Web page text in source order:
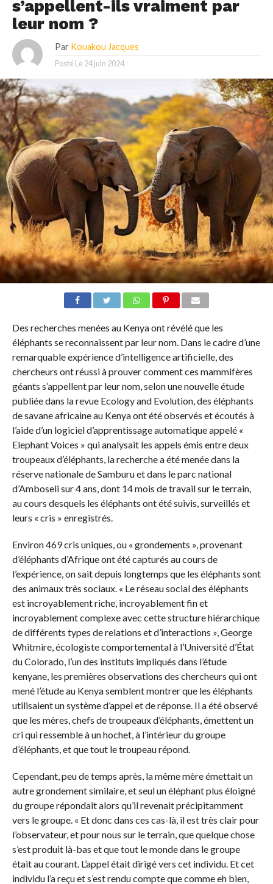
s’appellent-ils vraiment par
leur nom ?
Par Kouakou Jacques
Posté Le 24 juin 2024
Des recherches menées au Kenya ont révélé que les
éléphants se reconnaissent par leur nom. Dans le cadre d’une
remarquable expérience d’intelligence artificielle, des
chercheurs ont réussi à prouver comment ces mammifères
géants s’appellent par leur nom, selon une nouvelle étude
publiée dans la revue Ecology and Evolution, des éléphants
de savane africaine au Kenya ont été observés et écoutés à
l’aide d’un logiciel d’apprentissage automatique appelé «
Elephant Voices » qui analysait les appels émis entre deux
troupeaux d’éléphants, la recherche a été menée dans la
réserve nationale de Samburu et dans le parc national
d’Amboseli sur 4 ans, dont 14 mois de travail sur le terrain,
au cours desquels les éléphants ont été suivis, surveillés et
leurs « cris » enregistrés.
Environ 469 cris uniques, ou « grondements », provenant
d’éléphants d’Afrique ont été capturés au cours de
l’expérience, on sait depuis longtemps que les éléphants sont
des animaux très sociaux. « Le réseau social des éléphants
est incroyablement riche, incroyablement fin et
incroyablement complexe avec cette structure hiérarchique
de différents types de relations et d’interactions », George
Whitmire, écologiste comportemental à l’Université d’État
du Colorado, l’un des instituts impliqués dans l’étude
kenyane, les premières observations des chercheurs qui ont
mené l’étude au Kenya semblent montrer que les éléphants
utilisaient un système d’appel et de réponse. Il a été observé
que les mères, chefs de troupeaux d’éléphants, émettent un
cri qui ressemble à un hochet, à l’intérieur du groupe
d’éléphants, et que tout le troupeau répond.
Cependant, peu de temps après, la même mère émettait un
autre grondement similaire, et seul un éléphant plus éloigné
du groupe répondait alors qu’il revenait précipitamment
vers le groupe. « Et donc dans ces cas-là, il est très clair pour
l’observateur, et pour nous sur le terrain, que quelque chose
s’est produit là-bas et que tout le monde dans le groupe
était au courant. L’appel était dirigé vers cet individu. Et cet
individu l’a reçu et s’est rendu compte que comme eh bien,